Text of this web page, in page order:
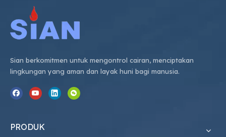
Sian berkomitmen untuk mengontrol cairan, menciptakan
lingkungan yang aman dan layak huni bagi manusia.
PRODUK